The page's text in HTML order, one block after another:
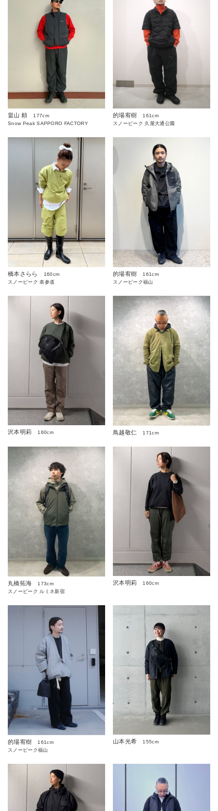
畠山 頼
177cm
Snow Peak SAPPORO FACTORY
的場宥樹
161cm
スノーピーク 久屋大通公園
橋本さらら
160cm
スノーピーク 表参道
的場宥樹
161cm
スノーピーク福山
沢本明莉 160cm 鳥越敬仁 171cm
丸橋拓海
173cm
スノーピーク ルミネ新宿
沢本明莉 160cm
的場宥樹
161cm
スノーピーク福山
山本光希 155cm